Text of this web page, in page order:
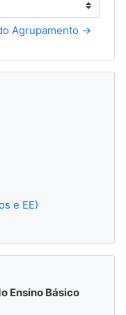
Agrupamento →
e EE)
Ensino Básico